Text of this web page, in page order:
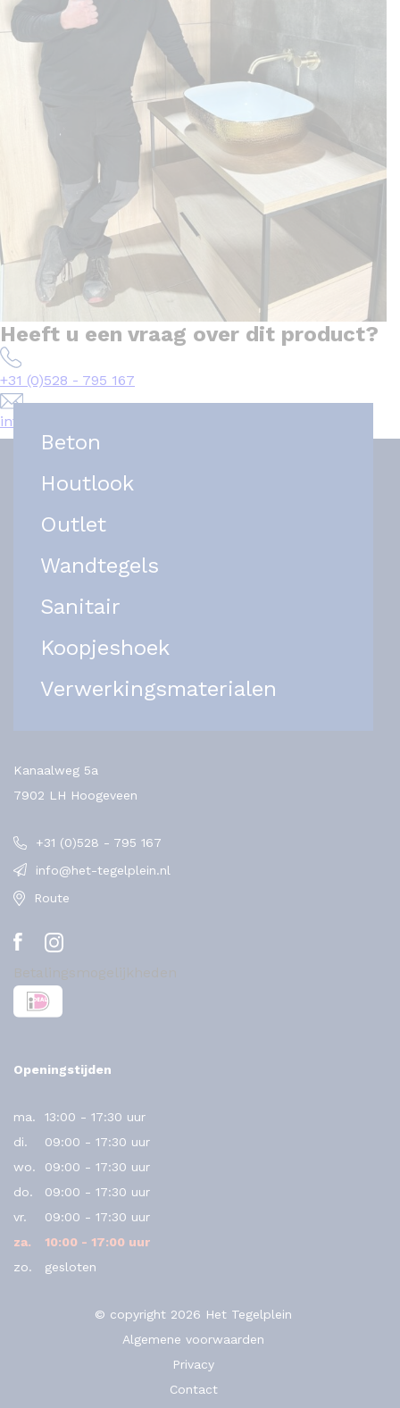
Heeft u een vraag over dit product?
+31 (0)528 - 795 167
info@het-tegelplein.nl
Beton
Houtlook
Outlet
Wandtegels
Sanitair
Koopjeshoek
Verwerkingsmaterialen
Kanaalweg 5a
7902 LH Hoogeveen
+31 (0)528 - 795 167
info@het-tegelplein.nl
Route
Openingstijden
ma.
13:00 - 17:30 uur
di.
09:00 - 17:30 uur
wo.
09:00 - 17:30 uur
do.
09:00 - 17:30 uur
vr.
09:00 - 17:30 uur
za.
10:00 - 17:00 uur
zo.
gesloten
© copyright 2026 Het Tegelplein
Algemene voorwaarden
Privacy
Contact